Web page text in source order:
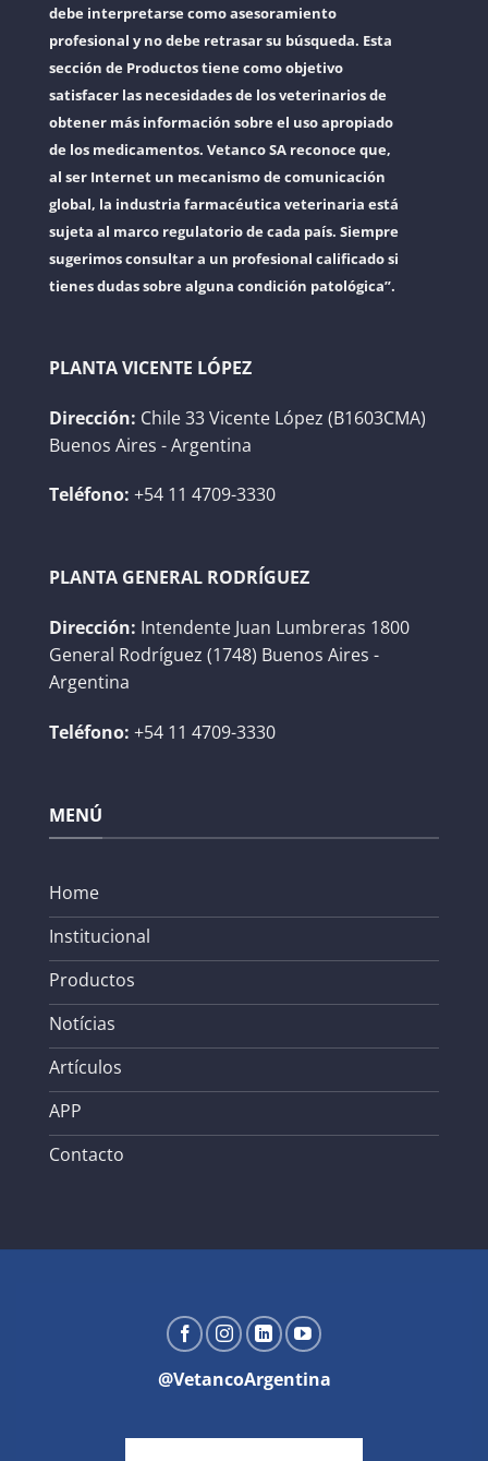
debe interpretarse como asesoramiento
profesional y no debe retrasar su búsqueda. Esta
sección de Productos tiene como objetivo
satisfacer las necesidades de los veterinarios de
obtener más información sobre el uso apropiado
de los medicamentos. Vetanco SA reconoce que,
al ser Internet un mecanismo de comunicación
global, la industria farmacéutica veterinaria está
sujeta al marco regulatorio de cada país. Siempre
sugerimos consultar a un profesional calificado si
tienes dudas sobre alguna condición patológica”.
PLANTA VICENTE LÓPEZ
Dirección: Chile 33 Vicente López (B1603CMA)
Buenos Aires - Argentina
Teléfono: +54 11 4709-3330
PLANTA GENERAL RODRÍGUEZ
Dirección: Intendente Juan Lumbreras 1800
General Rodríguez (1748) Buenos Aires -
Argentina
Teléfono: +54 11 4709-3330
MENÚ
Home
Institucional
Productos
Notícias
Artículos
APP
Contacto
@VetancoArgentina